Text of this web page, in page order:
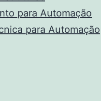
para Automação
para Automação